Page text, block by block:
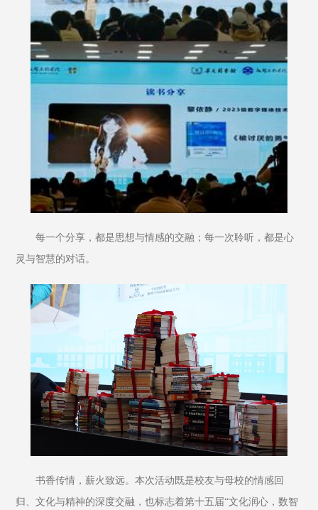
每一个分享，都是思想与情感的交融；每一次聆听，都是心
灵与智慧的对话。
书香传情，薪火致远。本次活动既是校友与母校的情感回
归、文化与精神的深度交融，也标志着第十五届“文化润心，数智